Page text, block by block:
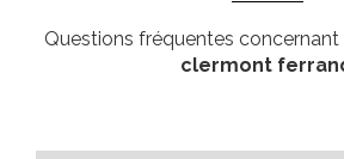
Questions fréquentes concernant
clermont